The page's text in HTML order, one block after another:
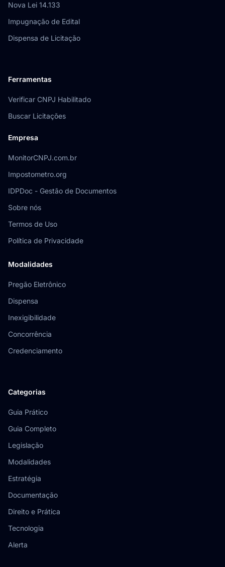
Nova Lei 14.133
Impugnação de Edital
Dispensa de Licitação
Ferramentas
Verificar CNPJ Habilitado
Buscar Licitações
Empresa
MonitorCNPJ.com.br
Impostometro.org
IDPDoc - Gestão de Documentos
Sobre nós
Termos de Uso
Política de Privacidade
Modalidades
Pregão Eletrônico
Dispensa
Inexigibilidade
Concorrência
Credenciamento
Categorias
Guia Prático
Guia Completo
Legislação
Modalidades
Estratégia
Documentação
Direito e Prática
Tecnologia
Alerta